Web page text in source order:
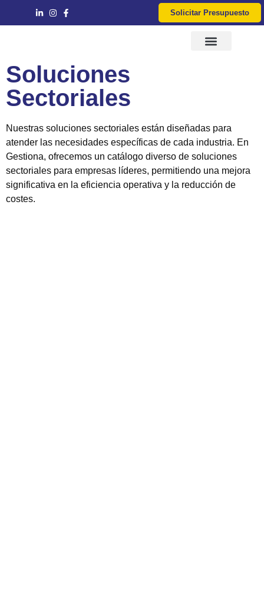
Solicitar Presupuesto
Soluciones
Sectoriales
Nuestras soluciones sectoriales están diseñadas para
atender las necesidades específicas de cada industria. En
Gestiona, ofrecemos un catálogo diverso de soluciones
sectoriales para empresas líderes, permitiendo una mejora
significativa en la eficiencia operativa y la reducción de
costes.